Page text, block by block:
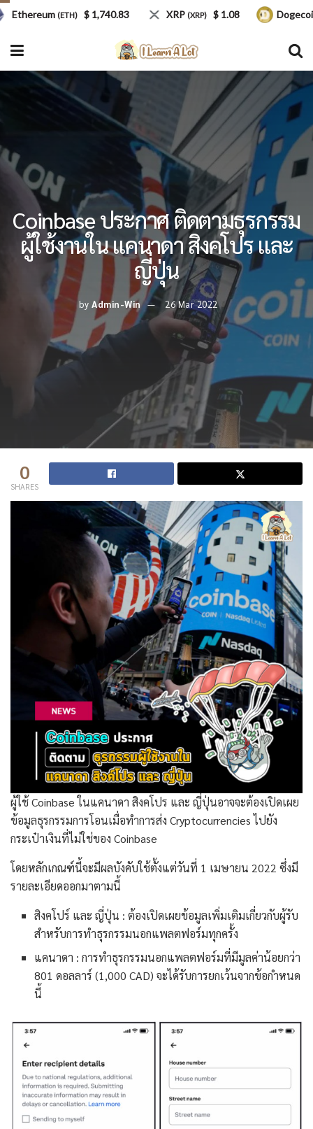
Coinbase ประกาศ ติดตามธุรกรรม
ผู้ใช้งานใน แคนาดา สิงคโปร และ
ญี่ปุ่น
by Admin-Win 26 Mar 2022
0
SHARES
ผู้ใช้ Coinbase ในแคนาดา สิงคโปร และ ญี่ปุ่นอาจจะต้องเปิดเผย
ข้อมูลธุรกรรมการโอนเมื่อทำการส่ง Cryptocurrencies ไปยัง
กระเป๋าเงินที่ไม่ใช่ของ Coinbase
โดยหลักเกณฑ์นี้จะมีผลบังคับใช้ตั้งแต่วันที่ 1 เมษายน 2022 ซึ่งมี
รายละเอียดออกมาตามนี้
สิงคโปร์ และ ญี่ปุ่น : ต้องเปิดเผยข้อมูลเพิ่มเติมเกี่ยวกับผู้รับ
สำหรับการทำธุรกรรมนอกแพลตฟอร์มทุกครั้ง
แคนาดา : การทำธุรกรรมนอกแพลตฟอร์มที่มีมูลค่าน้อยกว่า
801 ดอลลาร์ (1,000 CAD) จะได้รับการยกเว้นจากข้อกำหนด
นี้
(ETH) $ 1,740.83 XRP (XRP) $ 1.08 Dogecoin